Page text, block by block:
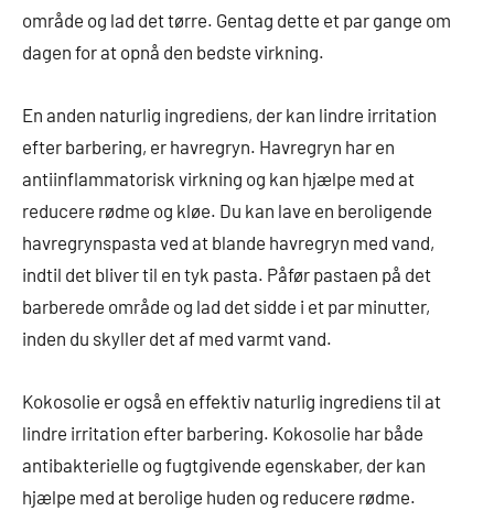
område og lad det tørre. Gentag dette et par gange om
dagen for at opnå den bedste virkning.
En anden naturlig ingrediens, der kan lindre irritation
efter barbering, er havregryn. Havregryn har en
antiinflammatorisk virkning og kan hjælpe med at
reducere rødme og kløe. Du kan lave en beroligende
havregrynspasta ved at blande havregryn med vand,
indtil det bliver til en tyk pasta. Påfør pastaen på det
barberede område og lad det sidde i et par minutter,
inden du skyller det af med varmt vand.
Kokosolie er også en effektiv naturlig ingrediens til at
lindre irritation efter barbering. Kokosolie har både
antibakterielle og fugtgivende egenskaber, der kan
hjælpe med at berolige huden og reducere rødme.